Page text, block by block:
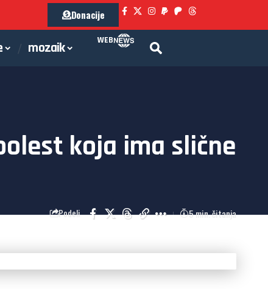
Donacije
mozaik WEB
koja ima slične
Podeli 5 min. čitanja